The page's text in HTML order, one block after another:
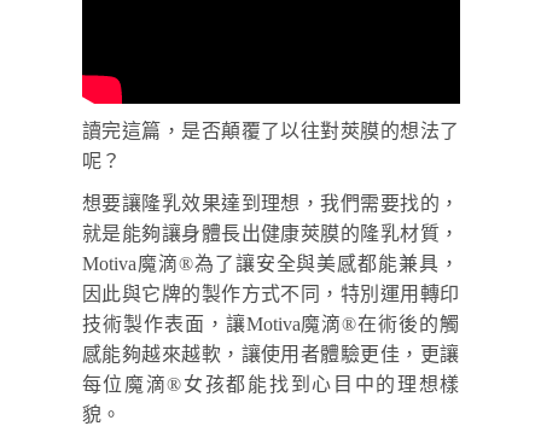
讀完這篇，是否顛覆了以往對莢膜的想法了
呢？
想要讓隆乳效果達到理想，我們需要找的，
就是能夠讓身體長出健康莢膜的隆乳材質，
Motiva魔滴®為了讓安全與美感都能兼具，
因此與它牌的製作方式不同，特別運用轉印
技術製作表面，讓Motiva魔滴®在術後的觸
感能夠越來越軟，讓使用者體驗更佳，更讓
每位魔滴®女孩都能找到心目中的理想樣
貌。